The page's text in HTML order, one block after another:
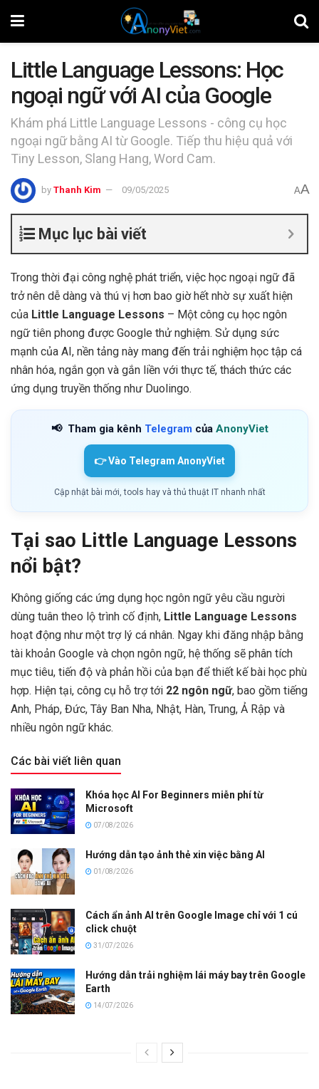
Little Language Lessons: Học
ngoại ngữ với AI của Google
Khám phá Little Language Lessons - công cụ học
ngoại ngữ bằng AI từ Google. Tiếp thu hiệu quả với
Tiny Lesson, Slang Hang, Word Cam.
by Thanh Kim 09/05/2025 AA
Mục lục bài viết
Trong thời đại công nghệ phát triển, việc học ngoại ngữ đã
trở nên dễ dàng và thú vị hơn bao giờ hết nhờ sự xuất hiện
của Little Language Lessons – Một công cụ học ngôn
ngữ tiên phong được Google thử nghiệm. Sử dụng sức
mạnh của AI, nền tảng này mang đến trải nghiệm học tập cá
nhân hóa, ngắn gọn và gắn liền với thực tế, thách thức các
ứng dụng truyền thống như Duolingo.
📢 Tham gia kênh Telegram của AnonyViet
👉 Vào Telegram AnonyViet
Cập nhật bài mới, tools hay và thủ thuật IT nhanh nhất
Tại sao Little Language Lessons
nổi bật?
Không giống các ứng dụng học ngôn ngữ yêu cầu người
dùng tuân theo lộ trình cố định, Little Language Lessons
hoạt động như một trợ lý cá nhân. Ngay khi đăng nhập bằng
tài khoản Google và chọn ngôn ngữ, hệ thống sẽ phân tích
mục tiêu, tiến độ và phản hồi của bạn để thiết kế bài học phù
hợp. Hiện tại, công cụ hỗ trợ tới 22 ngôn ngữ, bao gồm tiếng
Anh, Pháp, Đức, Tây Ban Nha, Nhật, Hàn, Trung, Ả Rập và
nhiều ngôn ngữ khác.
Các bài viết liên quan
Khóa học AI For Beginners miễn phí từ
Microsoft
07/08/2026
Hướng dẫn tạo ảnh thẻ xin việc bằng AI
01/08/2026
Cách ẩn ảnh AI trên Google Image chỉ với 1 cú
click chuột
31/07/2026
Hướng dẫn trải nghiệm lái máy bay trên Google
Earth
14/07/2026